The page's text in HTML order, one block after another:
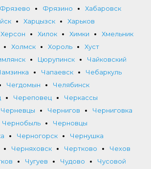
Фрязево Фрязино
Хабаровск
Харцызск
Харьков
Херсон Хилок Химки
Хмельник
Холмск Хороль
Хуст
Цюрупинск
Чайковский
Чапаевск
Чебаркуль
Чегдомын
Челябинск
Череповец
Черкассы
Черневцы Чернигов
Черниговка
Чернобыль
Черновцы
Черногорск
Чернушка
Черняховск Чертково
Чехов
Чугуев Чудово
Чусовой